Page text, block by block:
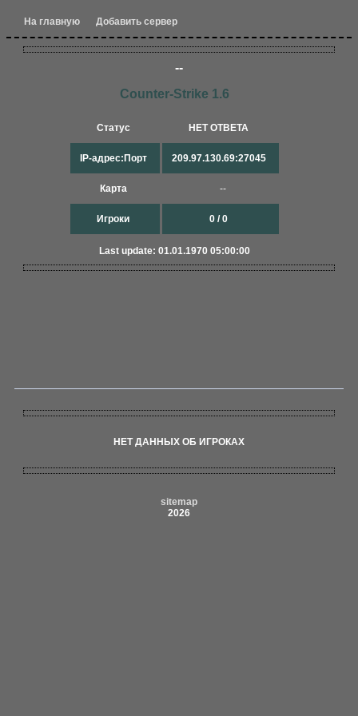
На главную Добавить сервер
--
Counter-Strike 1.6
Статус
IP-адрес:Порт
Карта
Игроки
НЕТ ОТВЕТА
209.97.130.69:27045
--
0 / 0
Last update: 01.01.1970 05:00:00
НЕТ ДАННЫХ ОБ ИГРОКАХ
sitemap
2026